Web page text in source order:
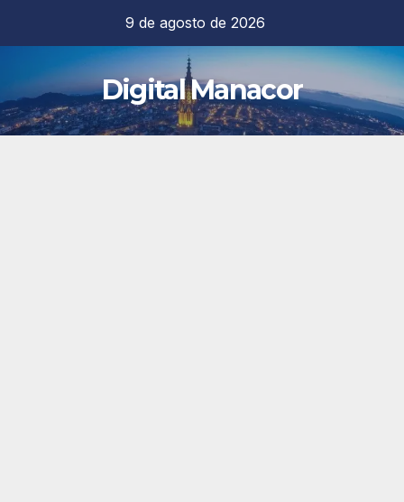
contenido
9 de agosto de 2026
Digital Manacor